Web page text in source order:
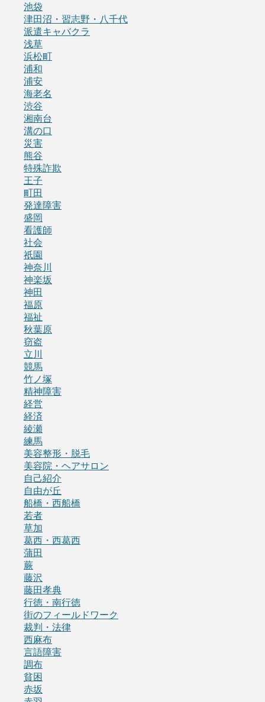
池袋
津田沼・習志野・八千代
派遣キャバクラ
浅草
浜松町
浦和
浦安
海老名
渋谷
湘南台
溝の口
災害
熊谷
特殊詐欺
王子
町田
発達障害
盛岡
看護師
社会
祇園
神奈川
神楽坂
神田
福原
福祉
秋葉原
窃盗
立川
競馬
竹ノ塚
精神障害
経営
経済
綾瀬
練馬
美容整形・脱毛
美容院・ヘアサロン
自己紹介
自由が丘
船橋・西船橋
若者
草加
葛西・西葛西
蒲田
蕨
藤沢
藤田孝典
行徳・南行徳
街のフィールドワーク
裁判・法律
西麻布
言語障害
調布
貧困
赤坂